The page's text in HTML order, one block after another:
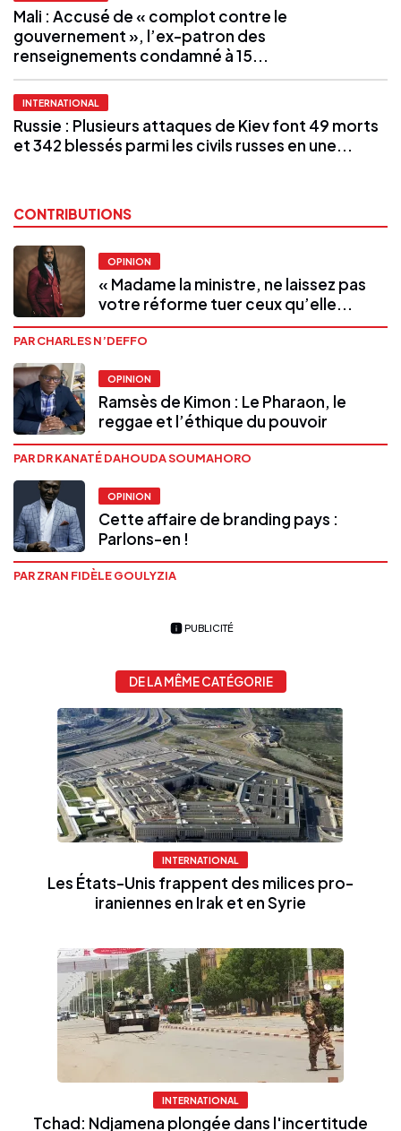
Mali : Accusé de « complot contre le
gouvernement », l’ex-patron des
renseignements condamné à 15...
INTERNATIONAL
Russie : Plusieurs attaques de Kiev font 49 morts
et 342 blessés parmi les civils russes en une...
CONTRIBUTIONS
OPINION
« Madame la ministre, ne laissez pas
votre réforme tuer ceux qu’elle...
PAR CHARLES N’DEFFO
OPINION
Ramsès de Kimon : Le Pharaon, le
reggae et l’éthique du pouvoir
PAR DR KANATÉ DAHOUDA SOUMAHORO
OPINION
Cette affaire de branding pays :
Parlons-en !
PAR ZRAN FIDÈLE GOULYZIA
PUBLICITÉ
DE LA MÊME CATÉGORIE
INTERNATIONAL
Les États-Unis frappent des milices pro-
iraniennes en Irak et en Syrie
INTERNATIONAL
Tchad: Ndjamena plongée dans l'incertitude